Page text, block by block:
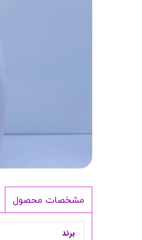
سرم
اسپری
لوازم برقی
مشخصات محصول
برند